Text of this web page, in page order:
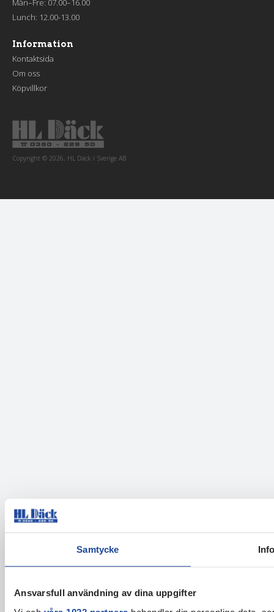
Samtycke
Ansvarsfull användning av dina uppgifter
Mån–Fre: 07.00–16.00
Lunch: 12.00-13.00
Information
Kontaktsida
Om oss
Köpvillkor
Copyright © 2026, HL Däck i Sverige AB